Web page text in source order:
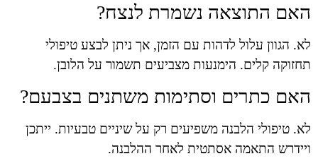
האם התוצאה נשמרת לנצח?
לא. הגוון עלול לדהות עם הזמן, אך ניתן לבצע טיפולי
תחזוקה קלים. הימנעות מצביעים תשמור על הלובן.
האם כתרים וסתימות משתנים בצבעם?
לא. טיפולי הלבנה משפיעים רק על שיניים טבעיות. ייתכן
ויידרש התאמה אסתטית לאחר ההלבנה.